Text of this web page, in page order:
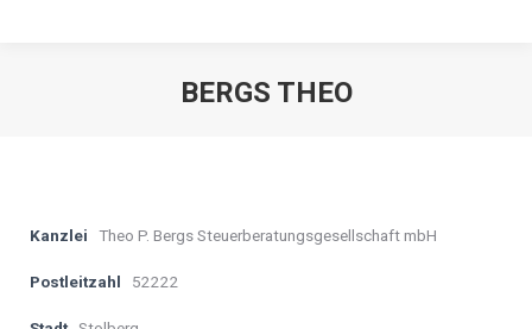
BERGS THEO
Kanzlei Theo P. Bergs Steuerberatungsgesellschaft mbH
Postleitzahl 52222